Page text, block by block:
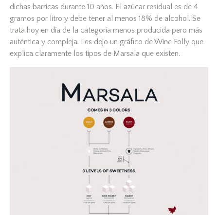
dichas barricas durante 10 años. El azúcar residual es de 4
gramos por litro y debe tener al menos 18% de alcohol. Se
trata hoy en día de la categoría menos producida pero más
auténtica y compleja. Les dejo un gráfico de Wine Folly que
explica claramente los tipos de Marsala que existen.